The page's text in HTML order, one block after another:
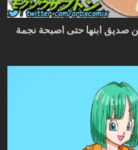
من صديق ابنها حتى اصبحة نجمة